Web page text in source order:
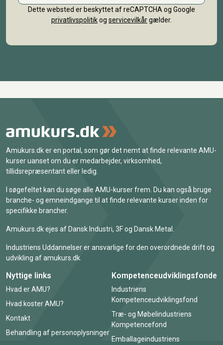
Dette websted er beskyttet af reCAPTCHA og Google
privatlivspolitikog servicevilkårgælder.
Amukurs.dk er en portal, som gør det nemt at finde relevante AMU-
kurser uanset om du er medarbejder, virksomhed,
tillidsrepræsentant eller ledig.
I søgefeltet kan du søge alle AMU-kurser frem. Du kan også bruge
branche- og emneindgange til at finde relevante kurser inden for
specifikke brancher.
Amukurs.dk ejes af Dansk Industri, 3F og Dansk Metal.
Industriens Uddannelser er ansvarlige for den overordnede drift og
udvikling af amukurs.dk.
Nyttige links
Hvad er AMU?
Hvad koster AMU?
Kontakt
Behandling af personoplysninger
Kompetenceudviklingsfonde
Industriens
Kompetenceudviklingsfond
Træ- og Møbelindustriens
Kompetencefond
Emballageindustriens